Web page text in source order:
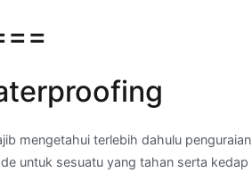
mengetahui terlebih dahulu penguraian
untuk sesuatu yang tahan serta kedap